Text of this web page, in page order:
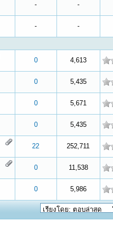
- -
- -
0 4,613
0 5,435
0 5,671
0 5,435
22 252,711
0 11,538
0 5,986